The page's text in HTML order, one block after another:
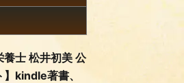
養士 松井初美 公
kindle著書、